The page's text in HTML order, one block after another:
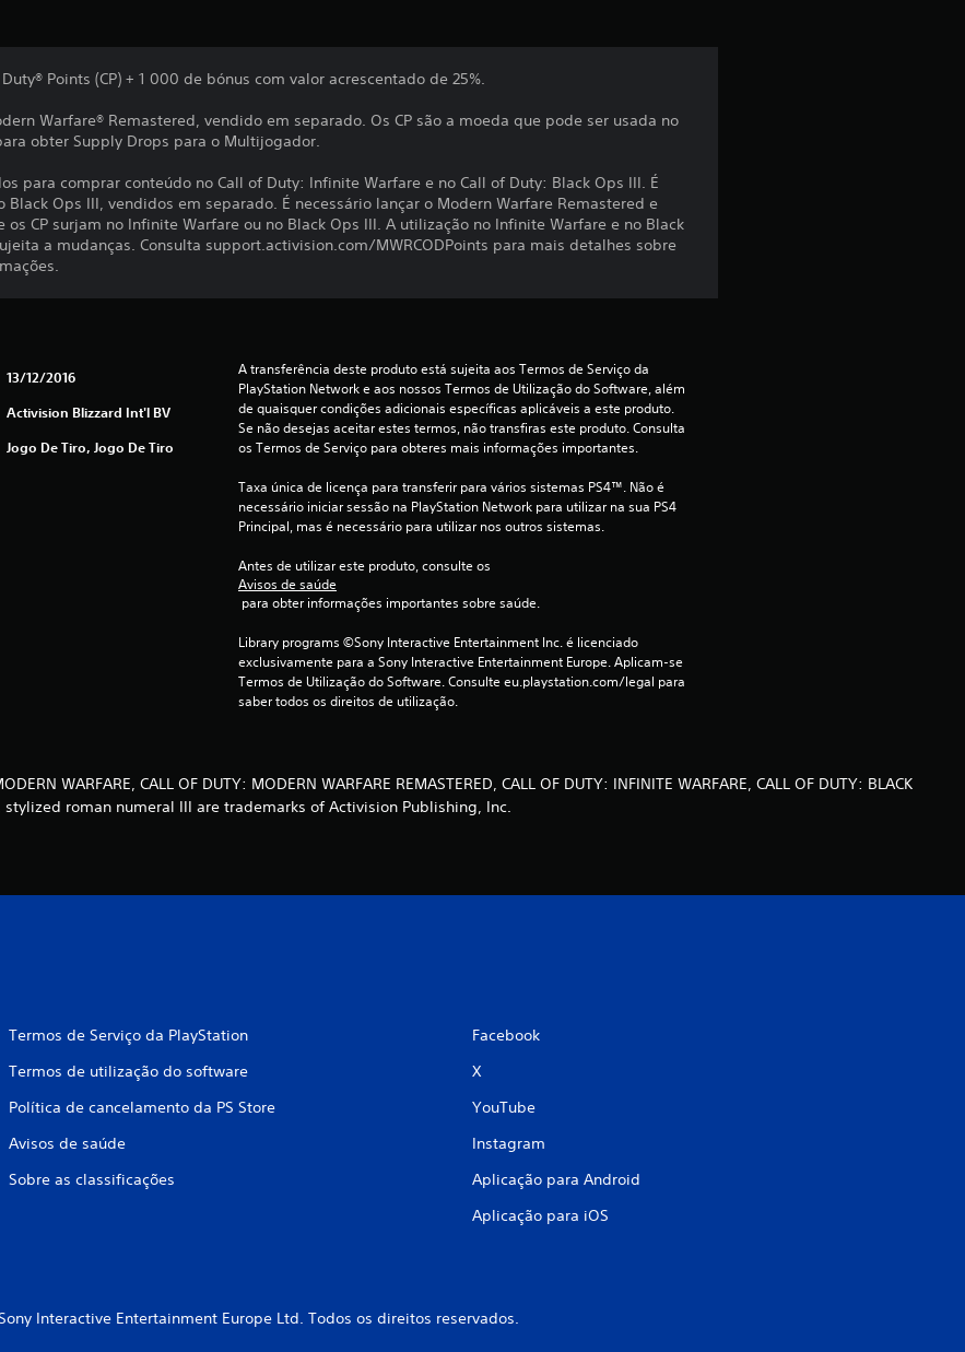
Points (CP) + 1 000 de bónus com valor acrescentado de 25%.
Warfare® Remastered, vendido em separado. Os CP são a moeda que pode ser usada no
obter Supply Drops para o Multijogador.
para comprar conteúdo no Call of Duty: Infinite Warfare e no Call of Duty: Black Ops III. É
Black Ops III, vendidos em separado. É necessário lançar o Modern Warfare Remastered e
os CP surjam no Infinite Warfare ou no Black Ops III. A utilização no Infinite Warfare e no Black
a mudanças. Consulta support.activision.com/MWRCODPoints para mais detalhes sobre
13/12/2016
Activision Blizzard Int'l BV
Jogo De Tiro, Jogo De Tiro
A transferência deste produto está sujeita aos Termos de Serviço da
PlayStation Network e aos nossos Termos de Utilização do Software, além
de quaisquer condições adicionais específicas aplicáveis a este produto.
Se não desejas aceitar estes termos, não transfiras este produto. Consulta
os Termos de Serviço para obteres mais informações importantes.
Taxa única de licença para transferir para vários sistemas PS4™. Não é
necessário iniciar sessão na PlayStation Network para utilizar na sua PS4
Principal, mas é necessário para utilizar nos outros sistemas.
Antes de utilizar este produto, consulte os
Avisos de saúde
para obter informações importantes sobre saúde.
Library programs ©Sony Interactive Entertainment Inc. é licenciado
exclusivamente para a Sony Interactive Entertainment Europe. Aplicam-se
Termos de Utilização do Software. Consulte eu.playstation.com/legal para
saber todos os direitos de utilização.
WARFARE, CALL OF DUTY: MODERN WARFARE REMASTERED, CALL OF DUTY: INFINITE WARFARE, CALL OF DUTY: BLACK
stylized roman numeral III are trademarks of Activision Publishing, Inc.
Termos de Serviço da PlayStation
Termos de utilização do software
Política de cancelamento da PS Store
Avisos de saúde
Sobre as classificações
Facebook
X
YouTube
Instagram
Aplicação para Android
Aplicação para iOS
Interactive Entertainment Europe Ltd. Todos os direitos reservados.